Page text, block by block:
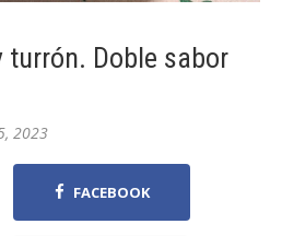
turrón. Doble sabor
2023
FACEBOOK